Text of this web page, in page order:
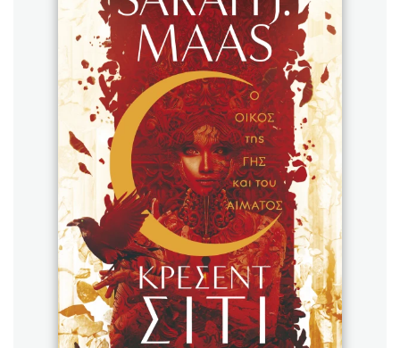
Χάρης Πολίτης
Καθρέφτης
Sebastian Fitzek
Playlist